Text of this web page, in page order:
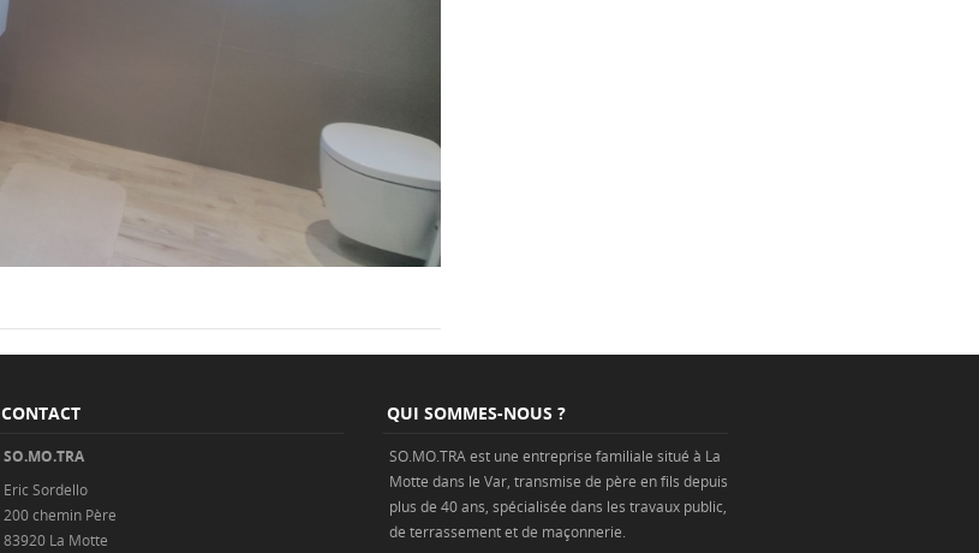
CONTACT
SO.MO.TRA
Eric Sordello
200 chemin Père
83920 La Motte
QUI SOMMES-NOUS ?
SO.MO.TRA est une entreprise familiale situé à La
Motte dans le Var, transmise de père en fils depuis
plus de 40 ans, spécialisée dans les travaux public
de terrassementet de maçonnerie